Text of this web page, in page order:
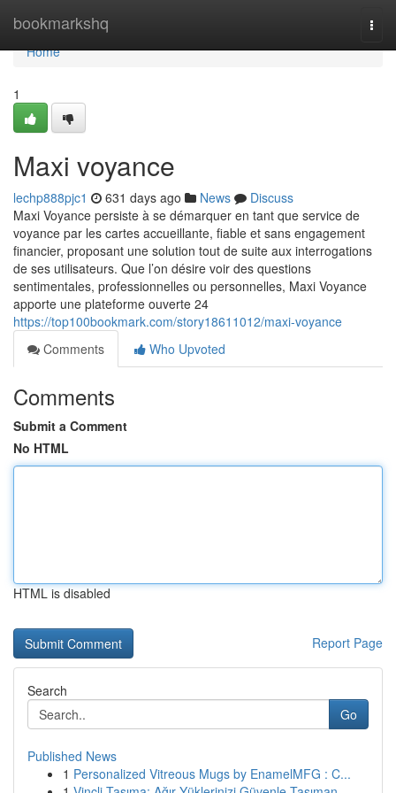
bookmarkshq
Home
Home
1
Maxi voyance
lechp888pjc1 631 days ago News
Discuss
Maxi Voyance persiste à se démarquer en tant que service de
voyance par les cartes accueillante, fiable et sans engagement
financier, proposant une solution tout de suite aux interrogations
de ses utilisateurs. Que l’on désire voir des questions
sentimentales, professionnelles ou personnelles, Maxi Voyance
apporte une plateforme ouverte 24
https://top100bookmark.com/story18611012/maxi-voyance
Comments
Who Upvoted
Comments
Submit a Comment
No HTML
HTML is disabled
Report Page
Search
Go
Published News
1 Personalized Vitreous Mugs by EnamelMFG : C...